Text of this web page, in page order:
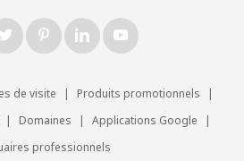
de visite | Produits promotionnels
|
| Domaines | Applications Google
|
professionnels